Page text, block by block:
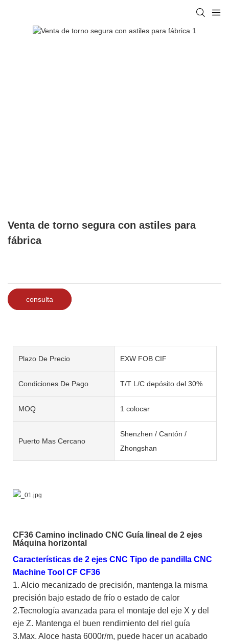
Venta de torno segura con astiles para
fábrica
consulta
Plazo De Precio EXW FOB CIF
Condiciones De Pago T/T L/C depósito del 30%
MOQ 1 colocar
Puerto Mas Cercano
Shenzhen / Cantón /
Zhongshan
CF36 Camino inclinado CNC Guía lineal de 2 ejes
Máquina horizontal
Características de 2 ejes CNC Tipo de pandilla CNC
Machine Tool CF CF36
1. Alcio mecanizado de precisión, mantenga la misma
precisión bajo estado de frío o estado de calor
2.Tecnología avanzada para el montaje del eje X y del
eje Z. Mantenga el buen rendimiento del riel guía
3.Max. Aloce hasta 6000r/m, puede hacer un acabado